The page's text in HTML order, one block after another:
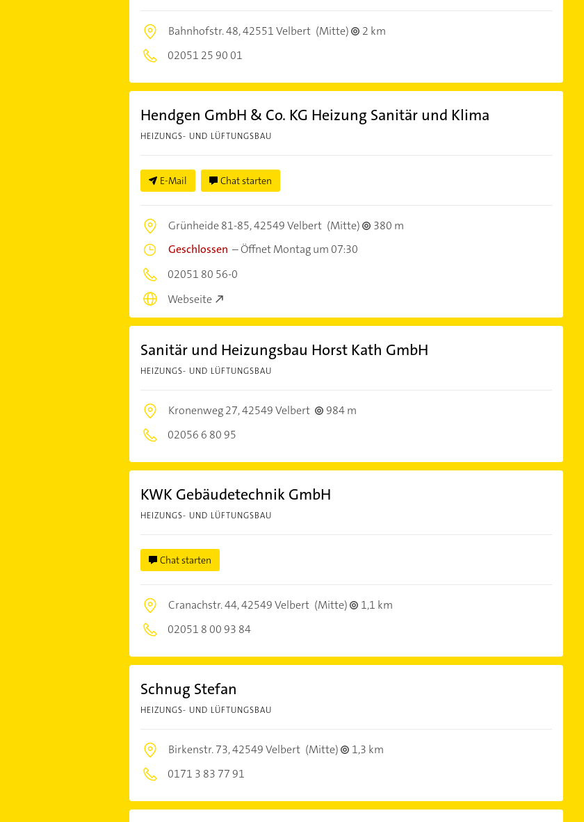
Bahnhofstr. 48,42551 Velbert (Mitte)
2 km
02051 25 90 01
Hendgen GmbH & Co. KG Heizung Sanitär und Klima
HEIZUNGS- UND LÜFTUNGSBAU
E-Mail Chat starten
Grünheide 81-85,42549 Velbert (Mitte)
380 m
Geschlossen –Öffnet Montag um 07:30
02051 80 56-0
Webseite
Sanitär und Heizungsbau Horst Kath GmbH
HEIZUNGS- UND LÜFTUNGSBAU
Kronenweg 27,42549 Velbert
984 m
02056 6 80 95
KWK Gebäudetechnik GmbH
HEIZUNGS- UND LÜFTUNGSBAU
Chat starten
Cranachstr. 44,42549 Velbert (Mitte)
1,1 km
02051 8 00 93 84
Schnug Stefan
HEIZUNGS- UND LÜFTUNGSBAU
Birkenstr. 73,42549 Velbert (Mitte)
1,3 km
0171 3 83 77 91